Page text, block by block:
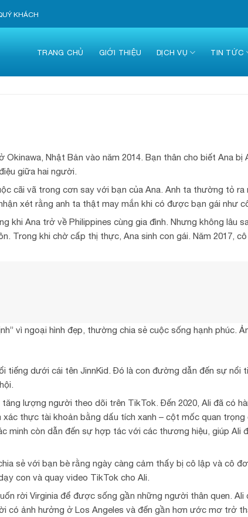
KHÁCH
TRANG CHỦ GIỚI THIỆU DỊCH VỤ TIN TỨC
Okinawa, Nhật Bản vào năm 2014. Bạn thân cho biết Ana bị
giữa hai người.
cãi vã trong cơn say với bạn của Ana. Anh ta thường tỏ ra
xét rằng anh ta thật may mắn khi có được bạn gái như
khi Ana trở về Philippines cùng gia đình. Nhưng không lâu
Trong khi chờ cấp thị thực, Ana sinh con gái. Năm 2017,
vì ngoại hình đẹp, thường chia sẻ cuộc sống hạnh phúc.
tiếng dưới cái tên JinnKid. Đó là con đường dẫn đến sự nổi
lượng người theo dõi trên TikTok. Đến 2020, Ali đã có
thực tài khoản bằng dấu tích xanh – cột mốc quan trọng
minh còn dẫn đến sự hợp tác với các thương hiệu, giúp Ali
sẻ với bạn bè rằng ngày càng cảm thấy bị cô lập và cô
con và quay video TikTok cho Ali.
rời Virginia để được sống gần những người thân quen. Ali
có ảnh hưởng ở Los Angeles và đến gần hơn ước mơ trở